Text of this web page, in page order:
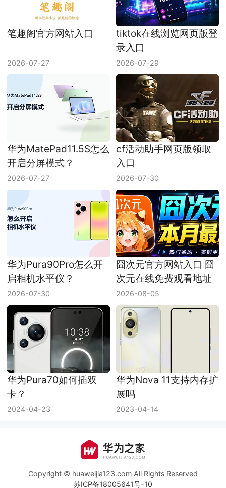
笔趣阁官方网站入口
2026-07-27
tiktok在线浏览网页版登
录入口
2026-07-29
华为MatePad11.5S怎么
开启分屏模式？
2026-07-27
cf活动助手网页版领取
入口
2026-07-30
华为Pura90Pro怎么开
启相机水平仪？
2026-07-30
囧次元官方网站入口 囧
次元在线免费观看地址
2026-08-05
华为Pura70如何插双
卡？
2024-04-23
华为Nova 11支持内存扩
展吗
2023-04-14
Copyright © huaweijia123.com All Rights Reserved
苏ICP备18005641号-10